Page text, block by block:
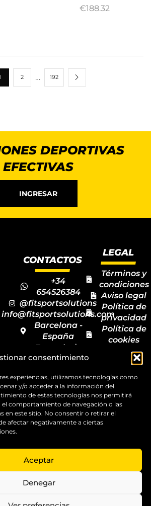
consentimiento
experiencias, utilizamos tecnologías como
y/o acceder a la información del
de estas tecnologías nos permitirá
comportamiento de navegación o las
en este sitio. No consentir o retirar el
afectar negativamente a ciertas
Aceptar
Denegar
€188.32
2 … 192
DEPORTIVAS
EFECTIVAS
INGRESAR
CONTACTOS
+34
654526384
@fitsportsolutions
info@fitsportsolutions.com
Barcelona -
España
Formulario
de contacto
LEGAL
Términos y
condiciones
Aviso legal
Política de
privacidad
Política de
cookies
Mapa del